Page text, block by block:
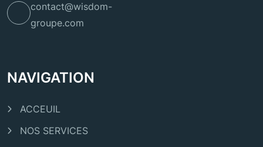
contact@wisdom-
groupe.com
NAVIGATION
ACCEUIL
NOS SERVICES